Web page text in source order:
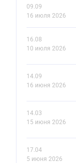
09.09
16 июля 2026
16.08
10 июля 2026
14.09
16 июня 2026
14.03
15 июня 2026
17.04
5 июня 2026